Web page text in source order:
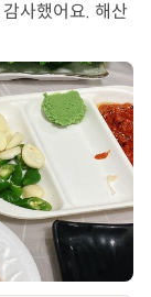
사했어요. 해산